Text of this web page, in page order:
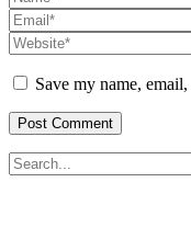
Save my name,